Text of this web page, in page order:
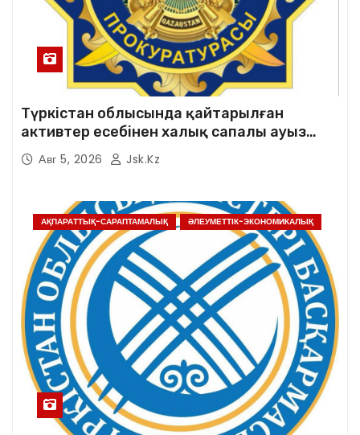
Түркістан облысында қайтарылған
активтер есебінен халық сапалы ауыз
сумен қамтылды
Авг 5, 2026 Jsk.kz
АҚПАРАТТЫҚ-САРАПТАМАЛЫҚ ӘЛЕУМЕТТІК-ЭКОНОМИКАЛЫҚ